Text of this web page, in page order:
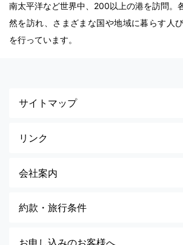
南太平洋など世界中、200以上の港を訪問。
然を訪れ、さまざまな国や地域に暮らす人
を行っています。
サイトマップ
リンク
会社案内
約款・旅行条件
お申し込みのお客様へ